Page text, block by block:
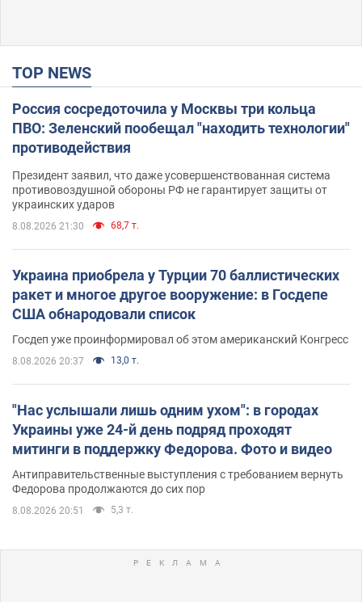
TOP NEWS
Россия сосредоточила у Москвы три кольца
ПВО: Зеленский пообещал "находить технологии"
противодействия
Президент заявил, что даже усовершенствованная система
противовоздушной обороны РФ не гарантирует защиты от
украинских ударов
8.08.2026 21:30 68,7 т.
Украина приобрела у Турции 70 баллистических
ракет и многое другое вооружение: в Госдепе
США обнародовали список
Госдеп уже проинформировал об этом американский Конгресс
8.08.2026 20:37 13,0 т.
"Нас услышали лишь одним ухом": в городах
Украины уже 24-й день подряд проходят
митинги в поддержку Федорова. Фото и видео
Антиправительственные выступления с требованием вернуть
Федорова продолжаются до сих пор
8.08.2026 20:51 5,3 т.